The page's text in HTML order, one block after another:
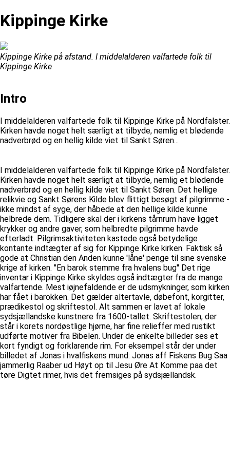
Kippinge Kirke
Kippinge Kirke på afstand. I middelalderen valfartede folk til
Kippinge Kirke
Intro
I middelalderen valfartede folk til Kippinge Kirke på Nordfalster.
Kirken havde noget helt særligt at tilbyde, nemlig et blødende
nadverbrød og en hellig kilde viet til Sankt Søren...
I middelalderen valfartede folk til Kippinge Kirke på Nordfalster.
Kirken havde noget helt særligt at tilbyde, nemlig et blødende
nadverbrød og en hellig kilde viet til Sankt Søren. Det hellige
relikvie og Sankt Sørens Kilde blev flittigt besøgt af pilgrimme -
ikke mindst af syge, der håbede at den hellige kilde kunne
helbrede dem. Tidligere skal der i kirkens tårnrum have ligget
krykker og andre gaver, som helbredte pilgrimme havde
efterladt. Pilgrimsaktiviteten kastede også betydelige
kontante indtægter af sig for Kippinge Kirke kirken. Faktisk så
gode at Christian den Anden kunne 'låne' penge til sine svenske
krige af kirken. ''En barok stemme fra hvalens bug'' Det rige
inventar i Kippinge Kirke skyldes også indtægter fra de mange
valfartende. Mest iøjnefaldende er de udsmykninger, som kirken
har fået i barokken. Det gælder altertavle, døbefont, korgitter,
prædikestol og skriftestol. Alt sammen er lavet af lokale
sydsjællandske kunstnere fra 1600-tallet. Skriftestolen, der
står i korets nordøstlige hjørne, har fine relieffer med rustikt
udførte motiver fra Bibelen. Under de enkelte billeder ses et
kort fyndigt og forklarende rim. For eksempel står der under
billedet af Jonas i hvalfiskens mund: Jonas aff Fiskens Bug Saa
jammerlig Raaber ud Høyt op til Jesu Øre At Komme paa det
tøre Digtet rimer, hvis det fremsiges på sydsjællandsk.